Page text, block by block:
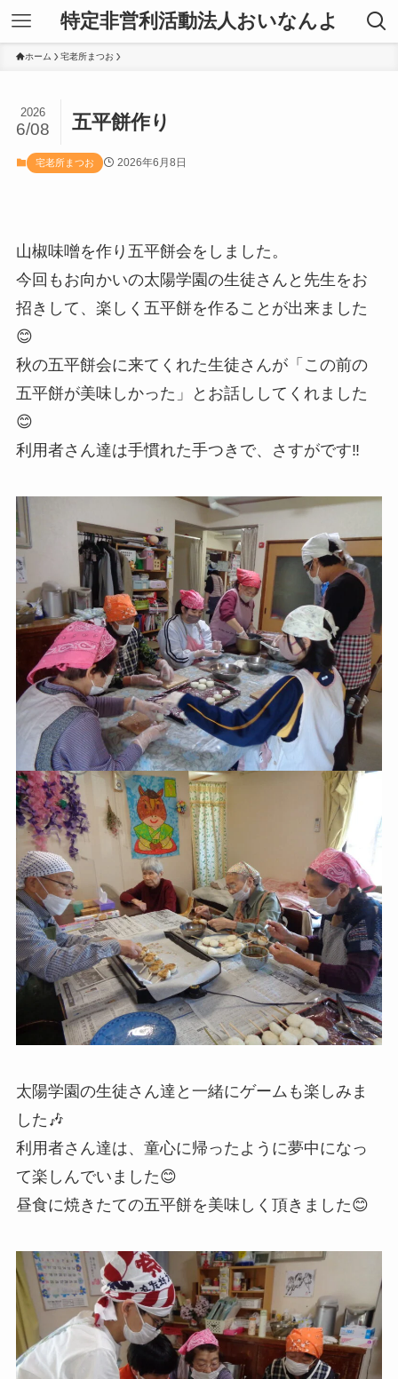
特定非営利活動法人おいなんよ
ホーム 宅老所まつお
五平餅作り
2026
6/08
宅老所まつお 2026年6月8日
山椒味噌を作り五平餅会をしました。
今回もお向かいの太陽学園の生徒さんと先生をお
招きして、楽しく五平餅を作ることが出来ました
😊
秋の五平餅会に来てくれた生徒さんが「この前の
五平餅が美味しかった」とお話ししてくれました
😊
利用者さん達は手慣れた手つきで、さすがです‼
太陽学園の生徒さん達と一緒にゲームも楽しみま
した🎶
利用者さん達は、童心に帰ったように夢中になっ
て楽しんでいました😊
昼食に焼きたての五平餅を美味しく頂きました😊